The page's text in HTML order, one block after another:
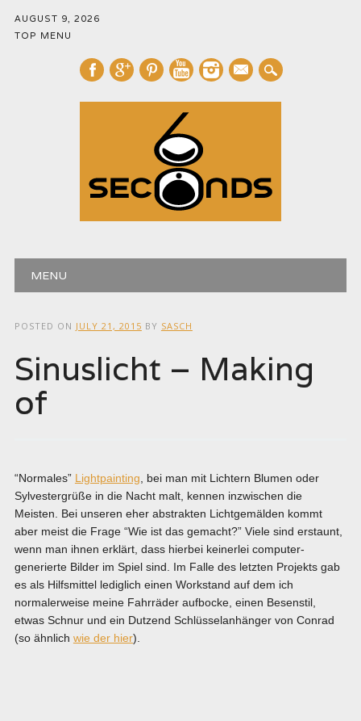
AUGUST 9, 2026
TOP MENU
mail
Main menu
MENU
POSTED ON JULY 21, 2015 BY SASCH
Sinuslicht – Making
of
“Normales” Lightpainting , bei man mit Lichtern Blumen oder
Sylvestergrüße in die Nacht malt, kennen inzwischen die
Meisten. Bei unseren eher abstrakten Lichtgemälden kommt
aber meist die Frage “Wie ist das gemacht?” Viele sind erstaunt,
wenn man ihnen erklärt, dass hierbei keinerlei computer-
generierte Bilder im Spiel sind. Im Falle des letzten Projekts gab
es als Hilfsmittel lediglich einen Workstand auf dem ich
normalerweise meine Fahrräder aufbocke, einen Besenstil,
etwas Schnur und ein Dutzend Schlüsselanhänger von Conrad
(so ähnlich wie der hier).